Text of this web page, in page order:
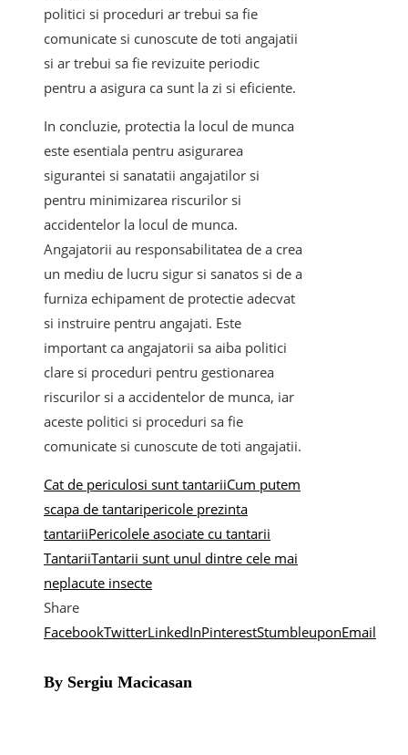
politici si proceduri ar trebui sa fie
comunicate si cunoscute de toti angajatii
si ar trebui sa fie revizuite periodic
pentru a asigura ca sunt la zi si eficiente.
In concluzie, protectia la locul de munca
este esentiala pentru asigurarea
sigurantei si sanatatii angajatilor si
pentru minimizarea riscurilor si
accidentelor la locul de munca.
Angajatorii au responsabilitatea de a crea
un mediu de lucru sigur si sanatos si de a
furniza echipament de protectie adecvat
si instruire pentru angajati. Este
important ca angajatorii sa aiba politici
clare si proceduri pentru gestionarea
riscurilor si a accidentelor de munca, iar
aceste politici si proceduri sa fie
comunicate si cunoscute de toti angajatii.
Cat de periculosi sunt tantariiCum putem
scapa de tantaripericole prezinta
tantariiPericolele asociate cu tantarii
TantariiTantarii sunt unul dintre cele mai
neplacute insecte
Share
FacebookTwitterLinkedInPinterestStumbleuponEmail
By Sergiu Macicasan